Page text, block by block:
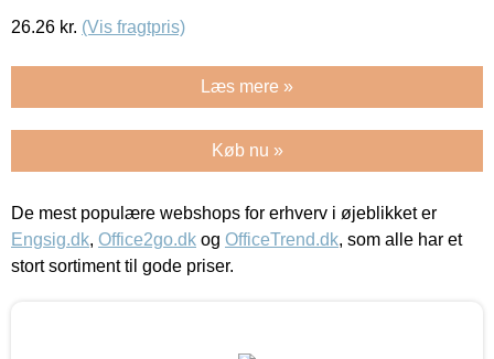
26.26 kr. (Vis fragtpris)
Læs mere »
Køb nu »
De mest populære webshops for erhverv i øjeblikket er
Engsig.dk, Office2go.dk og OfficeTrend.dk, som alle har et
stort sortiment til gode priser.